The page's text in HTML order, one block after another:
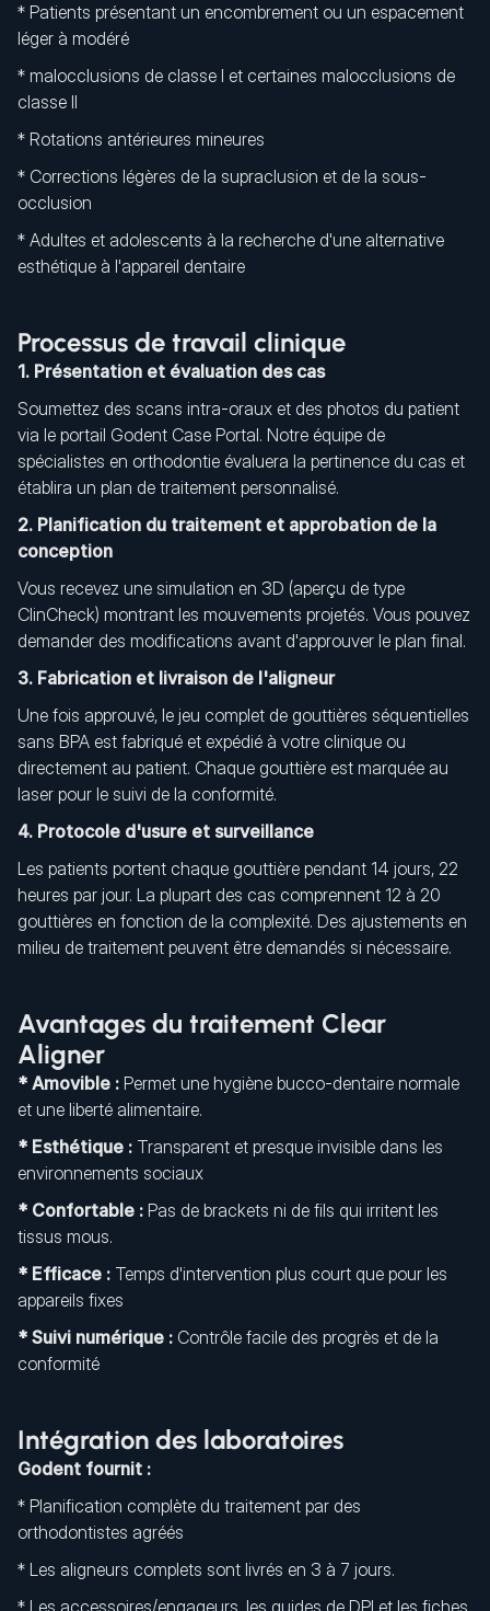
* Patients présentant un encombrement ou un espacement
léger à modéré
* malocclusions de classe I et certaines malocclusions de
classe II
* Rotations antérieures mineures
* Corrections légères de la supraclusion et de la sous-
occlusion
* Adultes et adolescents à la recherche d'une alternative
esthétique à l'appareil dentaire
Processus de travail clinique
1. Présentation et évaluation des cas
Soumettez des scans intra-oraux et des photos du patient
via le portail Godent Case Portal. Notre équipe de
spécialistes en orthodontie évaluera la pertinence du cas et
établira un plan de traitement personnalisé.
2. Planification du traitement et approbation de la
conception
Vous recevez une simulation en 3D (aperçu de type
ClinCheck) montrant les mouvements projetés. Vous pouvez
demander des modifications avant d'approuver le plan final.
3. Fabrication et livraison de l'aligneur
Une fois approuvé, le jeu complet de gouttières séquentielles
sans BPA est fabriqué et expédié à votre clinique ou
directement au patient. Chaque gouttière est marquée au
laser pour le suivi de la conformité.
4. Protocole d'usure et surveillance
Les patients portent chaque gouttière pendant 14 jours, 22
heures par jour. La plupart des cas comprennent 12 à 20
gouttières en fonction de la complexité. Des ajustements en
milieu de traitement peuvent être demandés si nécessaire.
Avantages du traitement Clear
Aligner
* Amovible : Permet une hygiène bucco-dentaire normale
et une liberté alimentaire.
* Esthétique : Transparent et presque invisible dans les
environnements sociaux
* Confortable : Pas de brackets ni de fils qui irritent les
tissus mous.
* Efficace : Temps d'intervention plus court que pour les
appareils fixes
* Suivi numérique : Contrôle facile des progrès et de la
conformité
Intégration des laboratoires
Godent fournit :
* Planification complète du traitement par des
orthodontistes agréés
* Les aligneurs complets sont livrés en 3 à 7 jours.
* Les accessoires/engageurs, les guides de DPI et les fiches